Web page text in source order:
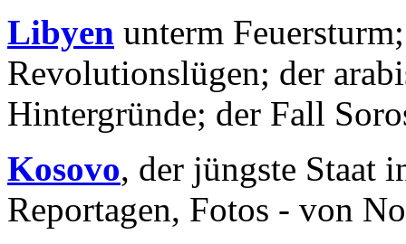
Libyen unterm
Revolutionslügen; der
Hintergründe; der Fall
Kosovo, der jüngste Staat
Reportagen, Fotos - von